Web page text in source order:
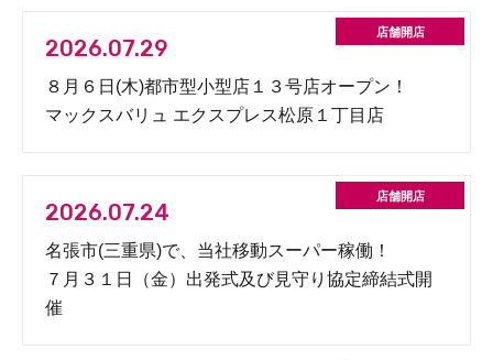
2026.07.29
８月６日(木)都市型小型店１３号店オープン！
マックスバリュ エクスプレス松原１丁目店
2026.07.24
名張市(三重県)で、当社移動スーパー稼働！
７月３１日（金）出発式及び見守り協定締結式開
催